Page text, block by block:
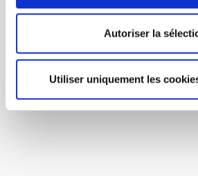
Autoriser la
Utiliser uniquement les